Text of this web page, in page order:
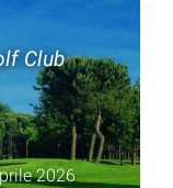
Club
2026